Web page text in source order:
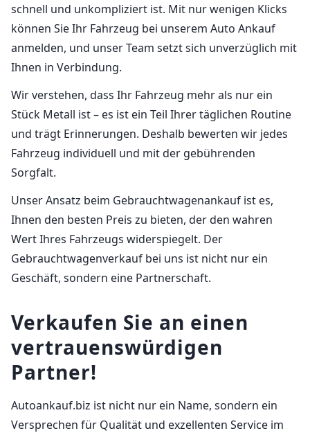
schnell und unkompliziert ist. Mit nur wenigen Klicks
können Sie Ihr Fahrzeug bei unserem Auto Ankauf
anmelden, und unser Team setzt sich unverzüglich mit
Ihnen in Verbindung.
Wir verstehen, dass Ihr Fahrzeug mehr als nur ein
Stück Metall ist – es ist ein Teil Ihrer täglichen Routine
und trägt Erinnerungen. Deshalb bewerten wir jedes
Fahrzeug individuell und mit der gebührenden
Sorgfalt.
Unser Ansatz beim Gebrauchtwagenankauf ist es,
Ihnen den besten Preis zu bieten, der den wahren
Wert Ihres Fahrzeugs widerspiegelt. Der
Gebrauchtwagenverkauf bei uns ist nicht nur ein
Geschäft, sondern eine Partnerschaft.
Verkaufen Sie an einen
vertrauenswürdigen
Partner!
Autoankauf.biz ist nicht nur ein Name, sondern ein
Versprechen für Qualität und exzellenten Service im